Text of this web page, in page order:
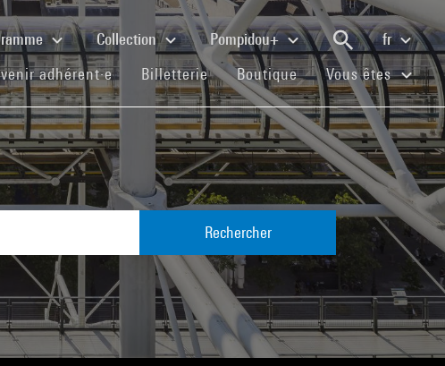
Collection Pompidou+
fr
adhérent·e(current)Billetterie(current)Boutique(current)Vous êtes
Rechercher